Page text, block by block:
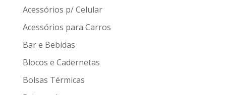
Acessórios p/ Celular
Acessórios para Carros
Bar e Bebidas
Blocos e Cadernetas
Bolsas Térmicas